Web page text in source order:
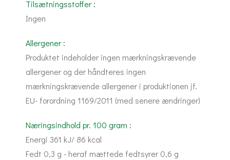
Tilsætningsstoffer :
Ingen
Allergener :
Produktet indeholder ingen mærkningskrævende
allergener og der håndteres ingen
mærkningskrævende allergener i produktionen jf.
EU- forordning 1169/2011 (med senere ændringer)
Næringsindhold pr. 100 gram :
Energi 361 kJ/ 86 kcal
Fedt 0,3 g - heraf mættede fedtsyrer 0,6 g